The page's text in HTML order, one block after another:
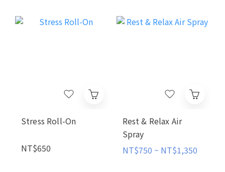
Stress Roll-On
NT$650
Rest & Relax Air
Spray
NT$750 ~ NT$1,350